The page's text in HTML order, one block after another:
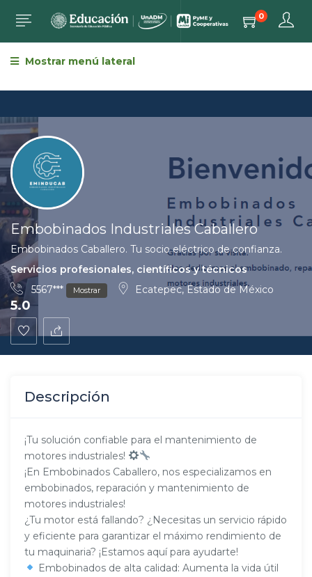
0
Mostrar menú lateral
Embobinados Industriales Caballero
Embobinados Caballero. Tu socio eléctrico de confianza.
Servicios profesionales, científicos y técnicos
5567***
Mostrar Ecatepec, Estado de México
5.0
Descripción
¡Tu solución confiable para el mantenimiento de
motores industriales!
¡En Embobinados Caballero, nos especializamos en
embobinados, reparación y mantenimiento de
motores industriales!
¿Tu motor está fallando? ¿Necesitas un servicio rápido
y eficiente para garantizar el máximo rendimiento de
tu maquinaria? ¡Estamos aquí para ayudarte!
Embobinados de alta calidad: Aumenta la vida útil